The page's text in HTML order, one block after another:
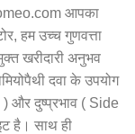
आपका
हम उच्च गुणवत्ता
खरीदारी अनुभव
दवा के उपयोग
और दुष्प्रभाव ( Side
है। साथ ही